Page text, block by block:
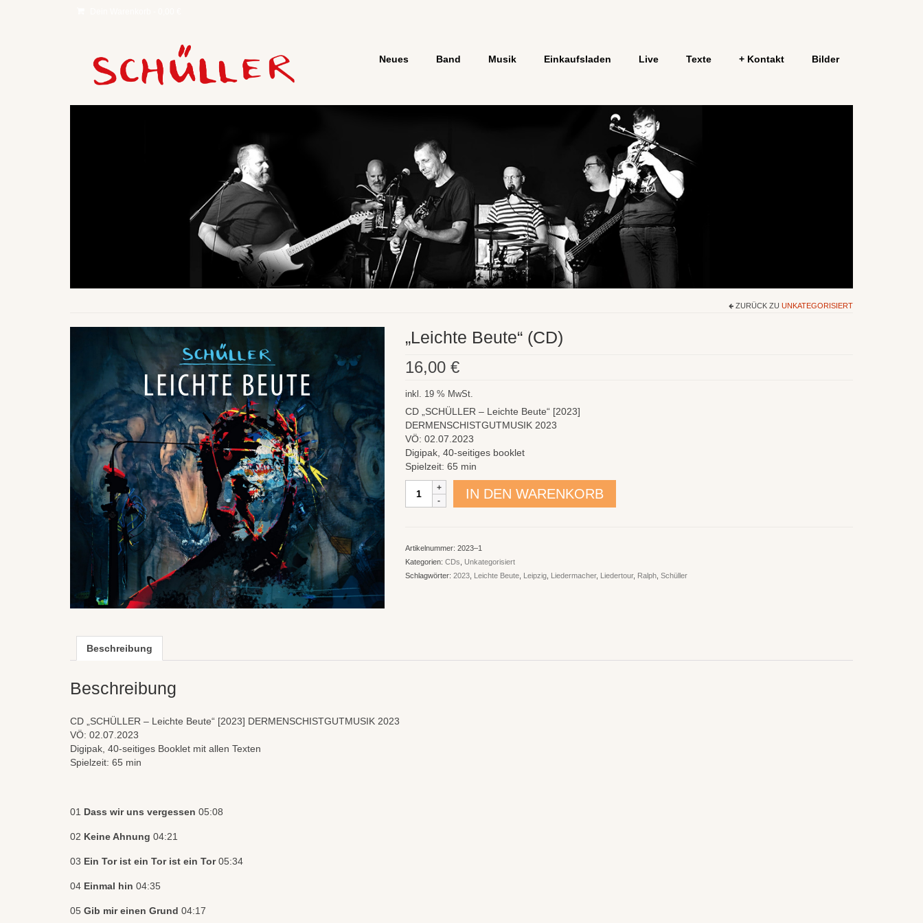
Neues Band Musik Einkaufsladen Live Texte + Kontakt Bilder
ZURÜCK ZU UNKATEGORISIERT
„Leichte Beute“ (CD)
16,00 €
inkl. 19 % MwSt.
CD „SCHÜLLER – Leichte Beute“ [2023]
DERMENSCHISTGUTMUSIK 2023
VÖ: 02.07.2023
Digipak, 40-seitiges booklet
Spielzeit: 65 min
"Leichte
Beute"
IN DEN WARENKORB
Artikelnummer: 2023–1
Kategorien: CDs
Unkategorisiert
Schlagwörter: 2023, Leichte Beute, Leipzig, Liedermacher, Liedertour, Ralph, Schüller
Beschreibung
Beschreibung
CD „SCHÜLLER – Leichte Beute“ [2023] DERMENSCHISTGUTMUSIK 2023
VÖ: 02.07.2023
Digipak, 40-seitiges Booklet mit allen Texten
Spielzeit: 65 min
01 Dass wir uns vergessen 05:08
02 Keine Ahnung 04:21
03 Ein Tor ist ein Tor ist ein Tor05:34
04 Einmal hin 04:35
05 Gib mir einen Grund 04:17